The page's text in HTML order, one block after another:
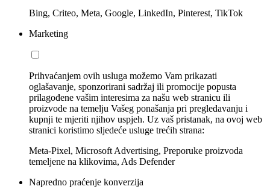
Bing, Criteo, Meta, Google, LinkedIn, Pinterest, TikTok
Marketing
Prihvaćanjem ovih usluga možemo Vam prikazati
oglašavanje, sponzorirani sadržaj ili promocije popusta
prilagođene vašim interesima za našu web stranicu ili
proizvode na temelju Vašeg ponašanja pri pregledavanju i
kupnji te mjeriti njihov uspjeh. Uz vaš pristanak, na ovoj web
stranici koristimo sljedeće usluge trećih strana:
Meta-Pixel, Microsoft Advertising, Preporuke proizvoda
temeljene na klikovima, Ads Defender
Napredno praćenje konverzija